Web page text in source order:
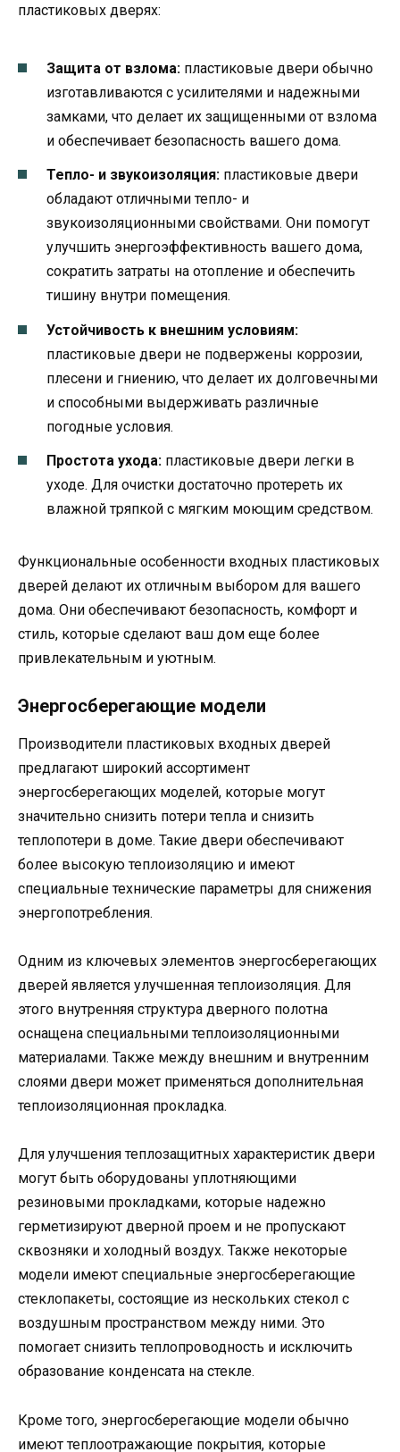
пластиковых дверях:
Защита от взлома: пластиковые двери обычно
изготавливаются с усилителями и надежными
замками, что делает их защищенными от взлома
и обеспечивает безопасность вашего дома.
Тепло- и звукоизоляция: пластиковые двери
обладают отличными тепло- и
звукоизоляционными свойствами. Они помогут
улучшить энергоэффективность вашего дома,
сократить затраты на отопление и обеспечить
тишину внутри помещения.
Устойчивость к внешним условиям:
пластиковые двери не подвержены коррозии,
плесени и гниению, что делает их долговечными
и способными выдерживать различные
погодные условия.
Простота ухода: пластиковые двери легки в
уходе. Для очистки достаточно протереть их
влажной тряпкой с мягким моющим средством.
Функциональные особенности входных пластиковых
дверей делают их отличным выбором для вашего
дома. Они обеспечивают безопасность, комфорт и
стиль, которые сделают ваш дом еще более
привлекательным и уютным.
Энергосберегающие модели
Производители пластиковых входных дверей
предлагают широкий ассортимент
энергосберегающих моделей, которые могут
значительно снизить потери тепла и снизить
теплопотери в доме. Такие двери обеспечивают
более высокую теплоизоляцию и имеют
специальные технические параметры для снижения
энергопотребления.
Одним из ключевых элементов энергосберегающих
дверей является улучшенная теплоизоляция. Для
этого внутренняя структура дверного полотна
оснащена специальными теплоизоляционными
материалами. Также между внешним и внутренним
слоями двери может применяться дополнительная
теплоизоляционная прокладка.
Для улучшения теплозащитных характеристик двери
могут быть оборудованы уплотняющими
резиновыми прокладками, которые надежно
герметизируют дверной проем и не пропускают
сквозняки и холодный воздух. Также некоторые
модели имеют специальные энергосберегающие
стеклопакеты, состоящие из нескольких стекол с
воздушным пространством между ними. Это
помогает снизить теплопроводность и исключить
образование конденсата на стекле.
Кроме того, энергосберегающие модели обычно
имеют теплоотражающие покрытия, которые